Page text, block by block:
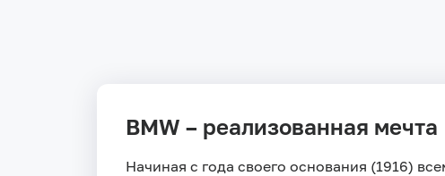
BMW – реализованная мечта
Начиная с года своего основания (1916)